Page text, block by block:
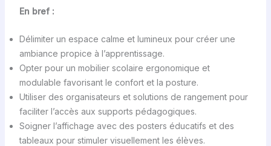
En bref :
Délimiter un espace calme et lumineux pour créer une
ambiance propice à l’apprentissage.
Opter pour un mobilier scolaire ergonomique et
modulable favorisant le confort et la posture.
Utiliser des organisateurs et solutions de rangement pour
faciliter l’accès aux supports pédagogiques.
Soigner l’affichage avec des posters éducatifs et des
tableaux pour stimuler visuellement les élèves.